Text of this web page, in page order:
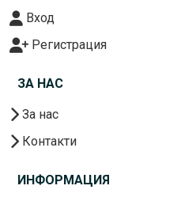
Вход
Регистрация
ЗА НАС
За нас
Контакти
ИНФОРМАЦИЯ